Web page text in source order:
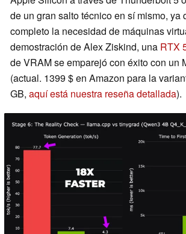
de un gran salto técnico en sí mismo, ya
completo la necesidad de máquinas
demostración de Alex Ziskind, una RTX
de VRAM se emparejó con éxito con un
(actual. 1399 $ en Amazon para la
GB, aquí está nuestra reseña detallada).